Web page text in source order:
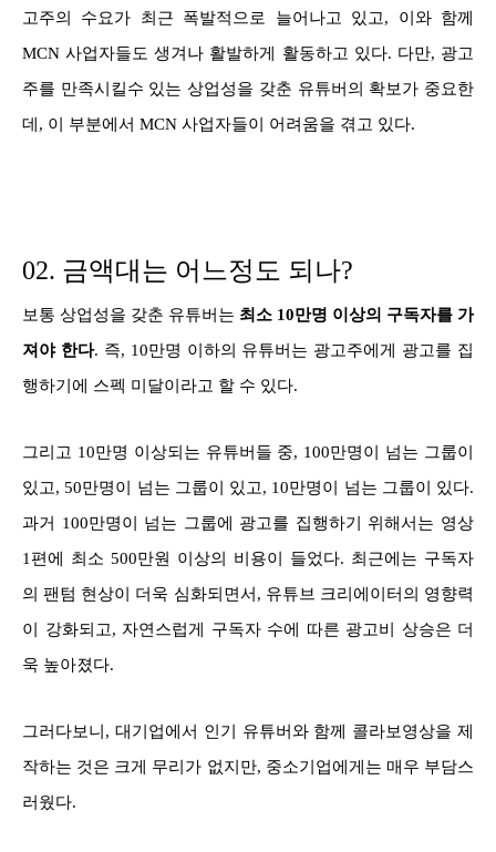
고주의 수요가 최근 폭발적으로 늘어나고 있고, 이와 함께
MCN 사업자들도 생겨나 활발하게 활동하고 있다. 다만, 광고
주를 만족시킬수 있는 상업성을 갖춘 유튜버의 확보가 중요한
데, 이 부분에서 MCN 사업자들이 어려움을 겪고 있다.
02. 금액대는 어느정도 되나?
보통 상업성을 갖춘 유튜버는 최소 10만명 이상의 구독자를 가
져야 한다. 즉, 10만명 이하의 유튜버는 광고주에게 광고를 집
행하기에 스펙 미달이라고 할 수 있다.
그리고 10만명 이상되는 유튜버들 중, 100만명이 넘는 그룹이
있고, 50만명이 넘는 그룹이 있고, 10만명이 넘는 그룹이 있다.
과거 100만명이 넘는 그룹에 광고를 집행하기 위해서는 영상
1편에 최소 500만원 이상의 비용이 들었다. 최근에는 구독자
의 팬텀 현상이 더욱 심화되면서, 유튜브 크리에이터의 영향력
이 강화되고, 자연스럽게 구독자 수에 따른 광고비 상승은 더
욱 높아졌다.
그러다보니, 대기업에서 인기 유튜버와 함께 콜라보영상을 제
작하는 것은 크게 무리가 없지만, 중소기업에게는 매우 부담스
러웠다.